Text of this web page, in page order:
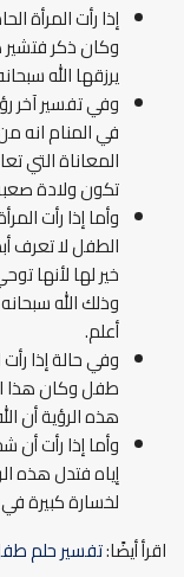
إذا رأت المرأة
وكان ذكر
يرزقها الله
وفي تفسير آخر
في المنام انه
المعاناة التي
تكون ولادة
وأما إذا رأت
الطفل لا تعرف
خير لها لأنها
وذلك الله
أعلم.
وفي حالة إذا
طفل وكان هذا
هذه الرؤية أن
وأما إذا رأت
إياه فتدل هذه
لخسارة كبيرة في
اقرأ أيضًا:تفسير حلم